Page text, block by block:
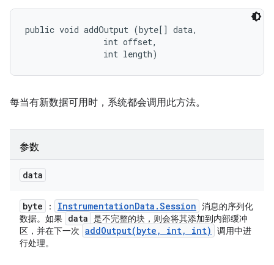
public void addOutput (byte[] data,
                int offset,
                int length)
每当有新数据可用时，系统都会调用此方法。
参数
data
byte ： InstrumentationData .Session 消息的序列化
数据。如果 data 是不完整的块，则会将其添加到内部缓冲
区，并在下一次 addOutput(byte , int, int)
调用中进
行处理。